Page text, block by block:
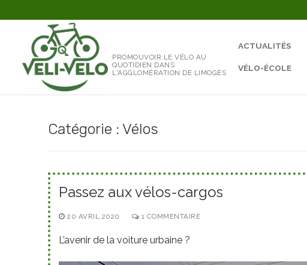
au
contenu
PROMOUVOIR LE VÉLO AU
QUOTIDIEN DANS
L'AGGLOMÉRATION DE LIMOGES
ACTUALITÉS
VÉLO-ÉCOLE
Catégorie : Vélos
Passez aux vélos-cargos
20 AVRIL 2020 1 COMMENTAIRE
L’avenir de la voiture urbaine ?